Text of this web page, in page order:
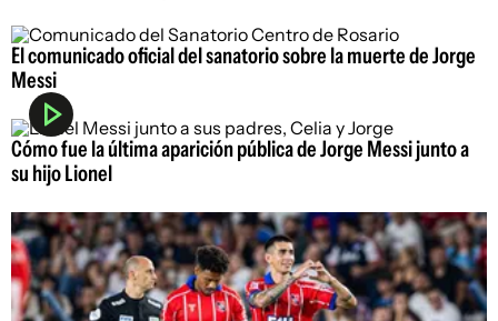
El comunicado oficial del sanatorio sobre la muerte de Jorge
Messi
Cómo fue la última aparición pública de Jorge Messi junto a
su hijo Lionel